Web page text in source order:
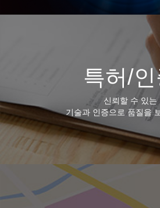
특허/
신뢰할 수 있는
기술과 인증으로 품질을